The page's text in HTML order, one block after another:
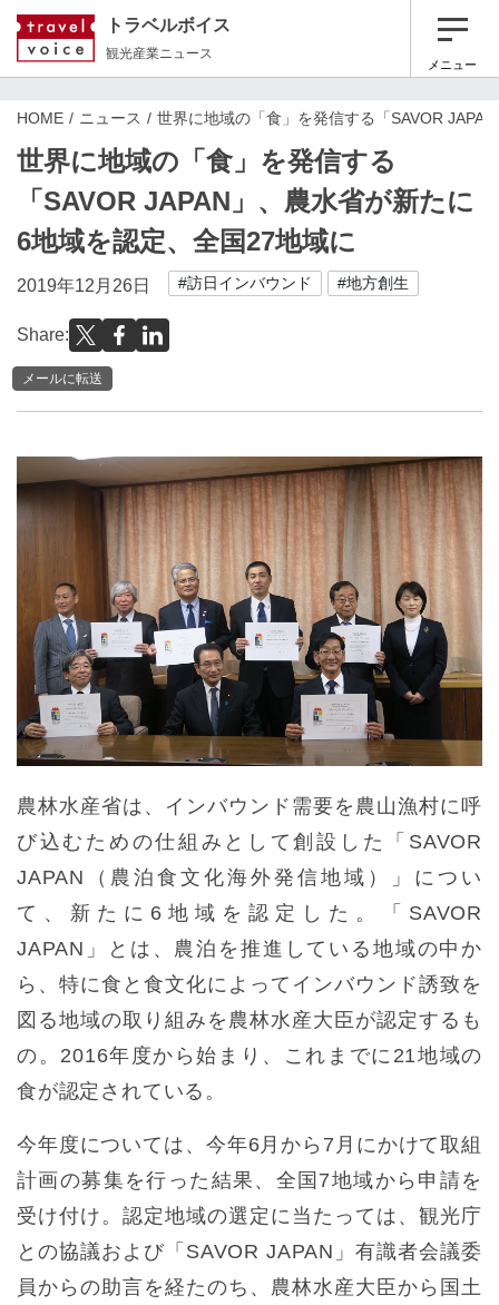
トラベルボイス
観光産業ニュース
メニュー
HOME ニュース 世界に地域の「食」を発信する「SAVOR
世界に地域の「食」を発信する
「SAVOR JAPAN」、農水省が新たに
6地域を認定、全国27地域に
2019年12月26日 #訪日インバウンド #地方創生
Share:
メールに転送
農林水産省は、インバウンド需要を農山漁村に呼
び込むための仕組みとして創設した「SAVOR
JAPAN（農泊食文化海外発信地域）」につい
て、新たに6地域を認定した。「SAVOR
JAPAN」とは、農泊を推進している地域の中か
ら、特に食と食文化によってインバウンド誘致を
図る地域の取り組みを農林水産大臣が認定するも
の。2016年度から始まり、これまでに21地域の
食が認定されている。
今年度については、今年6月から7月にかけて取組
計画の募集を行った結果、全国7地域から申請を
受け付け。認定地域の選定に当たっては、観光庁
との協議および「SAVOR JAPAN」有識者会議委
員からの助言を経たのち、農林水産大臣から国土